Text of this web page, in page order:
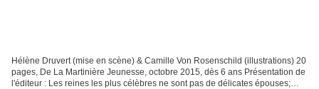
Hélène Druvert (mise en scène) & Camille Von Rosenschild (illustrations) 20
pages, De La Martinière Jeunesse, octobre 2015, dès 6 ans Présentation de
l'éditeur : Les reines les plus célèbres ne sont pas de délicates épouses;